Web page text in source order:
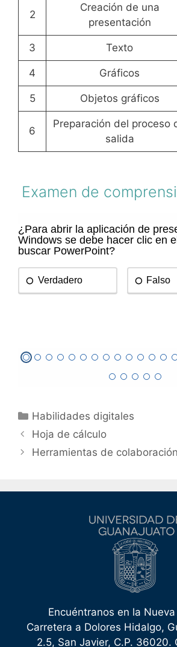
2
Creación de una
presentación
3 Texto
4 Gráficos
5 Objetos gráficos
6
Preparación del proceso
salida
Examen de
Categorías
Habilidades digitales
Hoja de cálculo
Herramientas de
Encuéntranos en la
Carretera a Dolores Hidalgo,
2.5, San Javier, C.P. 36020.